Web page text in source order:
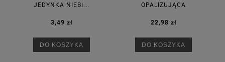
JEDYNKA NIEBI...
3,49 zł
DO KOSZYKA
OPALIZUJĄCA
22,98 zł
DO KOSZYKA